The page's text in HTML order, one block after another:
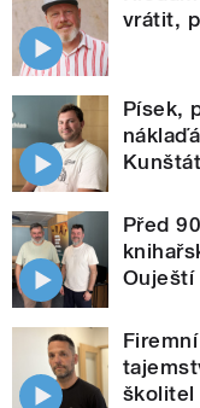
vrátit,
Písek,
Před
školitel